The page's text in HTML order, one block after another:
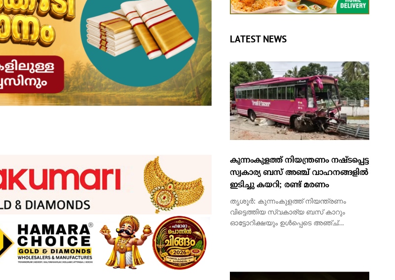
LATEST NEWS
കുന്നംകുളത്ത് നിയന്ത്രണം നഷ്ടപ്പെട്ട
സ്വകാര്യ ബസ് അഞ്ച് വാഹനങ്ങളിൽ
ഇടിച്ചു കയറി; രണ്ട് മരണം
തൃശൂർ: കുന്നംകുളത്ത് നിയന്ത്രണം
വിട്ടെത്തിയ സ്വകാര്യ ബസ് കാറും
ഓട്ടോറിക്ഷയും ഉൾപ്പെടെ അഞ്ച്...